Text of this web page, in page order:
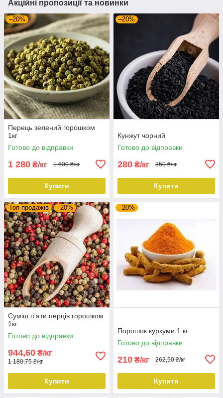
Акційні пропозиції та новинки
–20%
Перець зелений горошком
1кг
Готово до відправки
1 280 ₴/кг 1 600 ₴/кг
Купити
–20%
Кунжут чорний
Готово до відправки
280 ₴/кг 350 ₴/кг
Купити
Топ продажів –20%
Суміш п'яти перців горошком
1кг
Готово до відправки
944,60 ₴/кг
1 180,75 ₴/кг
Купити
–20%
Порошок куркуми 1 кг
Готово до відправки
210 ₴/кг 262,50 ₴/кг
Купити